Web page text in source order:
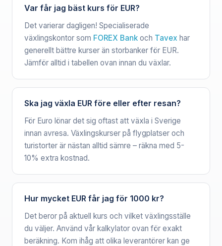
Var får jag bäst kurs för EUR?
Det varierar dagligen! Specialiserade
växlingskontor som FOREX Bank och Tavex har
generellt bättre kurser än storbanker för EUR.
Jämför alltid i tabellen ovan innan du växlar.
Ska jag växla EUR före eller efter resan?
För Euro lönar det sig oftast att växla i Sverige
innan avresa. Växlingskurser på flygplatser och
turistorter är nästan alltid sämre – räkna med 5-
10% extra kostnad.
Hur mycket EUR får jag för 1000 kr?
Det beror på aktuell kurs och vilket växlingsställe
du väljer. Använd vår kalkylator ovan för exakt
beräkning. Kom ihåg att olika leverantörer kan ge